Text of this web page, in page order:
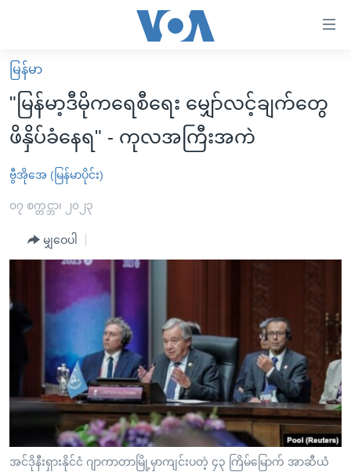
လွယ်ကူ
စေ
သည့်
Link
များ
ပင်မ
ကြည့်
ရန်
ပင်မ
စာမျက်နှာ
ကြည့်
မူလစာမျက်နှာ
မြန်မာ
ကမ္ဘာ့သတင်းများ
နိုင်ငံတကာ
အစ္စရေး-ပါလက်စတိုင်း
ဗွီဒီယို
အင်္ဂလိပ်စာလေ့လာမယ်
အမေရိကန်သုံးအီဒီယံ
မကြေးမုံရဲ့ အင်္ဂလိပ်စာ
ရုပ်ရှင်ထဲက အင်္ဂလိပ်စာ
သုတပဒေသာ အင်္ဂလိပ်စာ
အပတ်စဉ်ကဏ္ဍများ
ရေဒီယို
ရေဒီယိုနှင့်ရုပ်သံ အချက်အလက်များ
ရေဒီယို/တီဗွီအစီအစဉ်
Learning English
ဗွီအိုအေ လူမှုကွန်ယက်များ
မြန်မာ
"မြန်မာ့ဒီမိုကရေစီရေး မျှော်လင့်ချက်တွေ
ဖိနှိပ်ခံနေရ" - ကုလအကြီးအကဲ
ဗွီအိုအေ (မြန်မာပိုင်း)
၀၇ စက္တင္ဘာ၊ ၂၀၂၃
မျှဝေပါ
အင်ဒိုနီးရှားနိုင်ငံ ဂျာကာတာမြို့မှာကျင်းပတဲ့ ၄၃ ကြိမ်မြောက် အာဆီယံ